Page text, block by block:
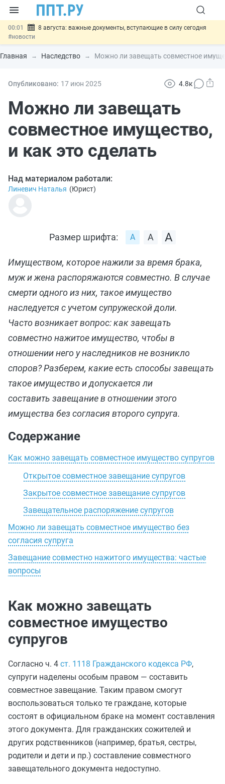
00:01
8 августа: важные документы, вступающие в силу сегодня
#новости
07.08 Подписан закон о блокировке продажи опасных товаров через
«Честный знак»#новости
07.08 Госпошлину за устранение ошибок в документах предлагают
07.08
отношений #новости
Главная Наследство Можно ли завещать совместное
Опубликовано: 17 июн 2025 4.8к
Можно ли завещать
совместное имущество,
и как это сделать
Над материалом работали:
Линевич Наталья (Юрист)
Размер шрифта:
Имуществом, которое нажили за время брака,
муж и жена распоряжаются совместно. В случае
смерти одного из них, такое имущество
наследуется с учетом супружеской доли.
Часто возникает вопрос: как завещать
совместно нажитое имущество, чтобы в
отношении него у наследников не возникло
споров? Разберем, какие есть способы завещать
такое имущество и допускается ли
составить завещание в отношении этого
имущества без согласия второго супруга.
Содержание
Как можно завещать совместное имущество супругов
Открытое совместное завещание супругов
Закрытое совместное завещание супругов
Завещательное распоряжение супругов
Можно ли завещать совместное имущество без
согласия супруга
Завещание совместно нажитого имущества: частые
вопросы
Как можно завещать
совместное имущество
супругов
Согласно ч. 4 ст. 1118 Гражданского кодекса РФ,
супруги наделены особым правом — составить
совместное завещание. Таким правом смогут
воспользоваться только те граждане, которые
состоят в официальном браке на момент составления
этого документа. Для гражданских сожителей и
других родственников (например, братья, сестры,
родители и дети и пр.) составление совместного
завещательного документа недоступно.